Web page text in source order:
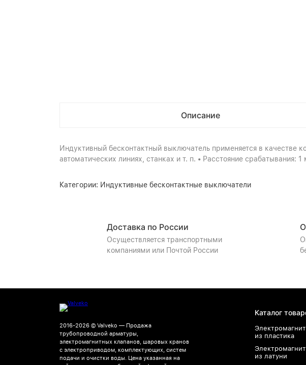
Описание
Индуктивный бесконтактный выключатель применяется в качестве
автоматических линиях, станках и т. п. • Расстояние
Категории: Индуктивные бесконтактные выключатели
Доставка по России
Осуществляется транспортными
компаниями или Почтой России
2016-2026 © Valveko — Продажа
трубопроводной арматуры,
электромагнитных клапанов, шаровых кранов
с электроприводом, комплектующих, систем
подачи и очистки воды. Цена указанная на
Каталог
из пластика
из латуни